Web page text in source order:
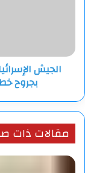
"إيغوز"
بجروح
وطفيفة
جنين
بجروح
مقالات ذات